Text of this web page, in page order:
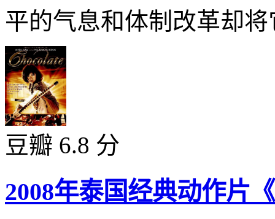
平的气息和体制改革却
豆瓣 6.8 分
2008年泰国经典动作片